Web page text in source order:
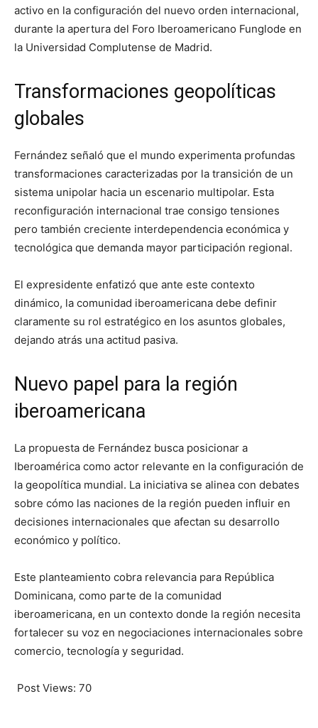
activo en la configuración del nuevo orden internacional,
durante la apertura del Foro Iberoamericano Funglode en
la Universidad Complutense de Madrid.
Transformaciones geopolíticas
globales
Fernández señaló que el mundo experimenta profundas
transformaciones caracterizadas por la transición de un
sistema unipolar hacia un escenario multipolar. Esta
reconfiguración internacional trae consigo tensiones
pero también creciente interdependencia económica y
tecnológica que demanda mayor participación regional.
El expresidente enfatizó que ante este contexto
dinámico, la comunidad iberoamericana debe definir
claramente su rol estratégico en los asuntos globales,
dejando atrás una actitud pasiva.
Nuevo papel para la región
iberoamericana
La propuesta de Fernández busca posicionar a
Iberoamérica como actor relevante en la configuración de
la geopolítica mundial. La iniciativa se alinea con debates
sobre cómo las naciones de la región pueden influir en
decisiones internacionales que afectan su desarrollo
económico y político.
Este planteamiento cobra relevancia para República
Dominicana, como parte de la comunidad
iberoamericana, en un contexto donde la región necesita
fortalecer su voz en negociaciones internacionales sobre
comercio, tecnología y seguridad.
Post Views: 70